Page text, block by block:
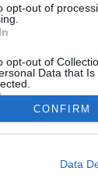
opt-out of
opt-out of
Data that
CONFIRM
Data
daily press directory
readable image taken